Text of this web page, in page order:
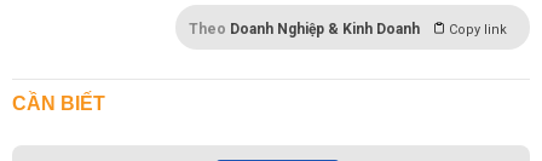
Theo Doanh Nghiệp & Kinh Doanh Copy link
CẦN BIẾT